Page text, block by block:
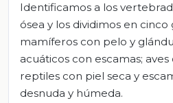
Identificamos a los
ósea y los dividimos en
mamíferos con pelo y
acuáticos con escamas;
reptiles con piel seca y
desnuda y húmeda.